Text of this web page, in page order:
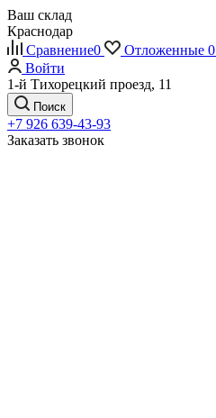
Ваш склад
Краснодар
Сравнение0 Отложенные 0
Войти
1-й Тихорецкий проезд, 11
Поиск
+7 926 639-43-93
Заказать звонок